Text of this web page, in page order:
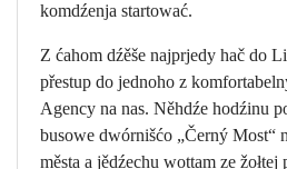
komdźenja startować.
Z ćahom dźěše najprjedy hač do
přestup do jednoho z
Agency na nas. Něhdźe hodźinu
busowe dwórnišćo „Černý Most“
města a jědźechu wottam ze